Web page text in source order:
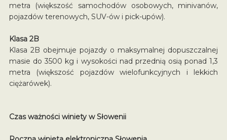
metra (większość samochodów osobowych, minivanów,
pojazdów terenowych, SUV-ów i pick-upów).
Klasa 2B
Klasa 2B obejmuje pojazdy o maksymalnej dopuszczalnej
masie do 3500 kg i wysokości nad przednią osią ponad 1,3
metra (większość pojazdów wielofunkcyjnych i lekkich
ciężarówek).
Czas ważności winiety w Słowenii